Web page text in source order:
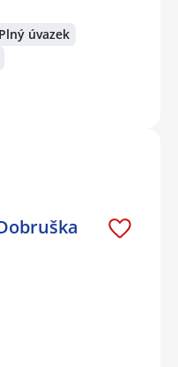
Plný úvazek